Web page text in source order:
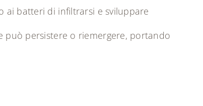
ai batteri di infiltrarsi e sviluppare
può persistere o riemergere, portando